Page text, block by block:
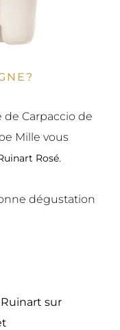
Carpaccio de
Mille vous
Rosé.
dégustation
sur